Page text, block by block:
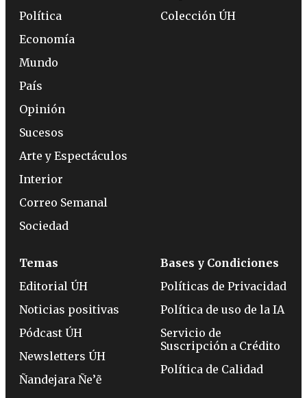
Política
Economía
Mundo
País
Opinión
Sucesos
Arte y Espectáculos
Interior
Correo Semanal
Sociedad
Colección ÚH
Temas
Editorial ÚH
Noticias positivas
Pódcast ÚH
Newsletters ÚH
Ñandejara Ñe’ẽ
Bases y Condiciones
Políticas de Privacidad
Política de uso de la IA
Servicio de
Suscripción a Crédito
Política de Calidad